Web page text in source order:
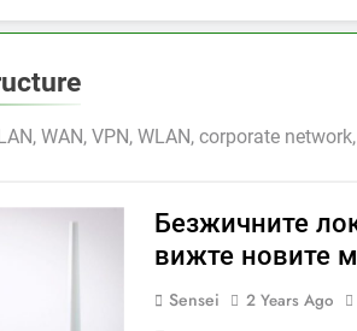
WAN, VPN, WLAN, corporate
Безжичните
вижте новите
Sensei 2 Years Ago